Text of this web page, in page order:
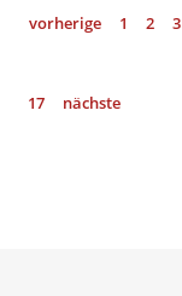
vorherige 1 2 3
17
nächste